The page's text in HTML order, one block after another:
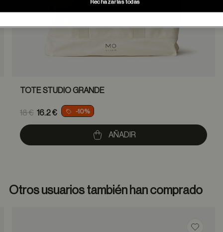
TOTE STUDIO GRANDE
Price reduced from
18 €
to
16.2 € -10%
AÑADIR
Otros usuarios también han comprado
Rechazarlas todas